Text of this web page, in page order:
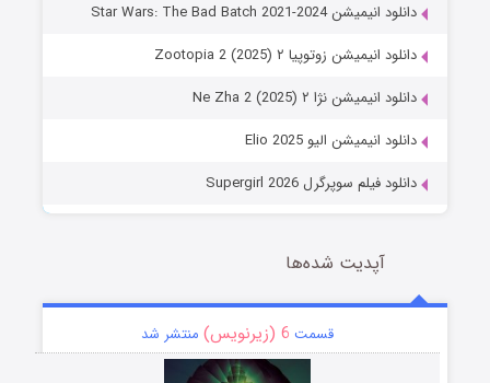
دانلود انیمیشن Star Wars: The Bad Batch 2021-2024
دانلود انیمیشن زوتوپیا ۲ Zootopia 2 (2025)
دانلود انیمیشن نژا ۲ Ne Zha 2 (2025)
دانلود انیمیشن الیو Elio 2025
دانلود فیلم سوپرگرل Supergirl 2026
آپدیت شده‌ها
قسمت 6 (زیرنویس) منتشر شد